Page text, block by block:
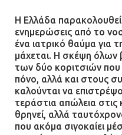
Η Ελλάδα
ενημερώσεις από το
ένα ιατρικό θαύμα για
μάχεται. Η σκέψη όλων
των δύο κοριτσιών
πόνο, αλλά και στους
καλούνται να
τεράστια απώλεια στις
θρηνεί, αλλά
που ακόμα σιγοκαίει